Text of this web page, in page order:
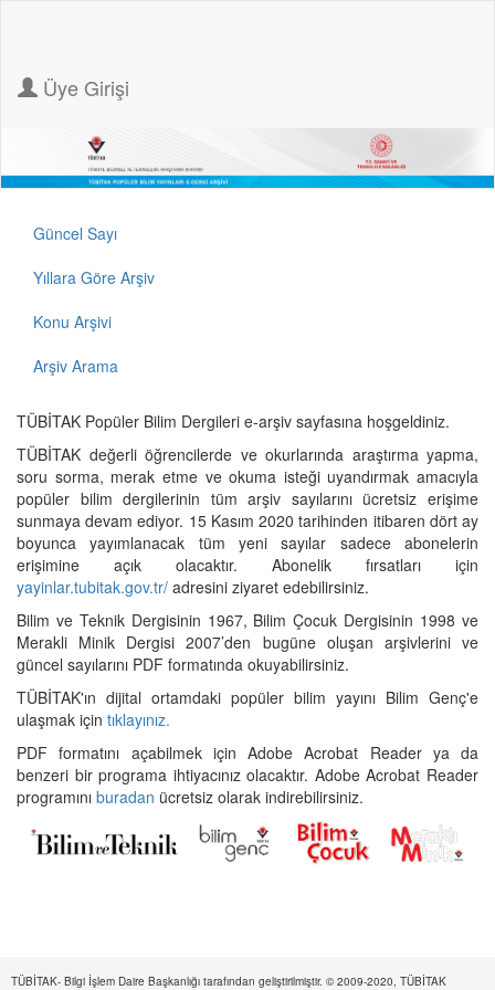
Üye Girişi
Güncel Sayı
Yıllara Göre Arşiv
Konu Arşivi
Arşiv Arama
TÜBİTAK Popüler Bilim Dergileri e-arşiv sayfasına hoşgeldiniz.
TÜBİTAK değerli öğrencilerde ve okurlarında araştırma yapma,
soru sorma, merak etme ve okuma isteği uyandırmak amacıyla
popüler bilim dergilerinin tüm arşiv sayılarını ücretsiz erişime
sunmaya devam ediyor. 15 Kasım 2020 tarihinden itibaren dört ay
boyunca yayımlanacak tüm yeni sayılar sadece abonelerin
erişimine açık olacaktır. Abonelik fırsatları için
yayinlar.tubitak.gov.tr/ adresini ziyaret edebilirsiniz.
Bilim ve Teknik Dergisinin 1967, Bilim Çocuk Dergisinin 1998 ve
Merakli Minik Dergisi 2007’den bugüne oluşan arşivlerini ve
güncel sayılarını PDF formatında okuyabilirsiniz.
TÜBİTAK'ın dijital ortamdaki popüler bilim yayını Bilim Genç'e
ulaşmak için tıklayınız.
PDF formatını açabilmek için Adobe Acrobat Reader ya da
benzeri bir programa ihtiyacınız olacaktır. Adobe Acrobat Reader
programını buradan ücretsiz olarak indirebilirsiniz.
TÜBİTAK- Bilgi İşlem Daire Başkanlığı tarafından geliştirilmiştir. © 2009-2020, TÜBİTAK